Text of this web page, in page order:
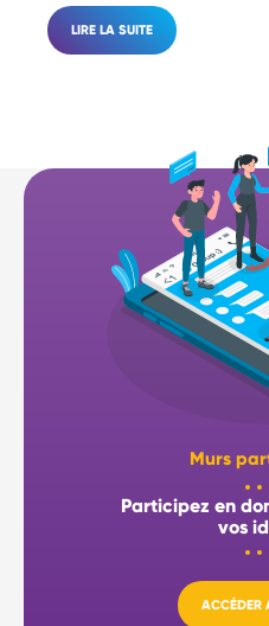
LIRE LA SUITE
Murs
Participez en
vos
ACCÉDER